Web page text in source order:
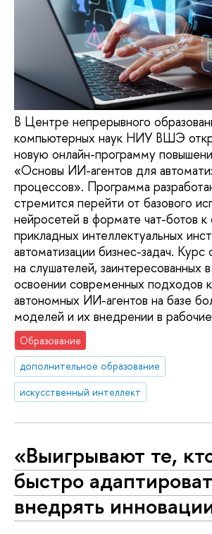
В Центре непрерывного
компьютерных наук НИУ ВШЭ
новую онлайн-программу
«Основы ИИ-агентов для
процессов». Программа
стремится перейти от базового
нейросетей в формате чат-ботов к
прикладных интеллектуальных
автоматизации бизнес-задач. Курс
на слушателей, заинтересованных
освоении современных подходов
автономных ИИ-агентов на базе
моделей и их внедрении в
Образование
дополнительное образование
искусственный интеллект
«Выигрывают те,
быстро
внедрять